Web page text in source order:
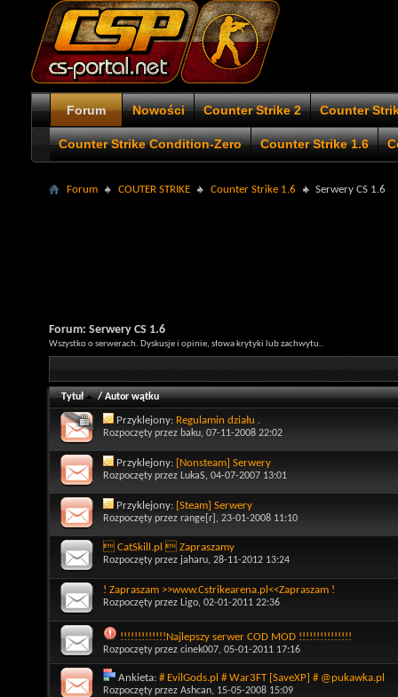
Forum Nowości Counter Strike 2 Counter
Counter Strike Condition-Zero Counter Strike 1.6
Forum COUTER STRIKE Counter Strike 1.6 Serwery CS 1.6
Forum: Serwery CS 1.6
Wszystko o serwerach. Dyskusje i opinie, słowa krytyki lub zachwytu..
Tytuł /Autor wątku
Przyklejony: Regulamin działu .
Rozpoczęty przez baku, 07-11-2008 22:02
Przyklejony: [Nonsteam] Serwery
Rozpoczęty przez LukaS, 04-07-2007 13:01
Przyklejony: [Steam] Serwery
Rozpoczęty przez range[r] , 23-01-2008 11:10
 CatSkill.pl  Zapraszamy
Rozpoczęty przez jaharu, 28-11-2012 13:24
! Zapraszam >>www.Cstrikearena.pl<<Zapraszam !
Rozpoczęty przez Ligo, 02-01-2011 22:36
!!!!!!!!!!!!!Najlepszy serwer COD MOD !!!!!!!!!!!!!!!
Rozpoczęty przez cinek007, 05-01-2011 17:16
Ankieta: # EvilGods.pl # War3FT [SaveXP] # @pukawka.pl
Rozpoczęty przez Ashcan, 15-05-2008 15:09